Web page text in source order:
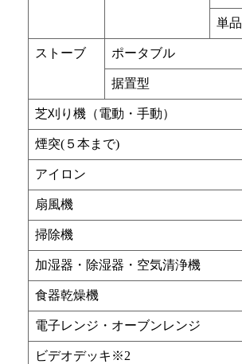
単品
ストーブ ポータブル
据置型
芝刈り機（電動・手動）
煙突(５本まで)
アイロン
扇風機
掃除機
加湿器・除湿器・空気清浄機
食器乾燥機
電子レンジ・オーブンレンジ
ビデオデッキ※2